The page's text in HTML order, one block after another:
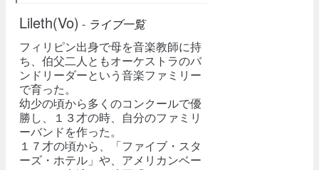
Lileth(Vo) - ライブ一覧
フィリピン出身で母を音楽教師に持
ち、伯父二人ともオーケストラのバ
ンドリーダーという音楽ファミリー
で育った。
幼少の頃から多くのコンクールで優
勝し、１３才の時、自分のファミリ
ーバンドを作った。
１７才の頃から、「ファイブ・スタ
ーズ・ホテル」や、アメリカンベー